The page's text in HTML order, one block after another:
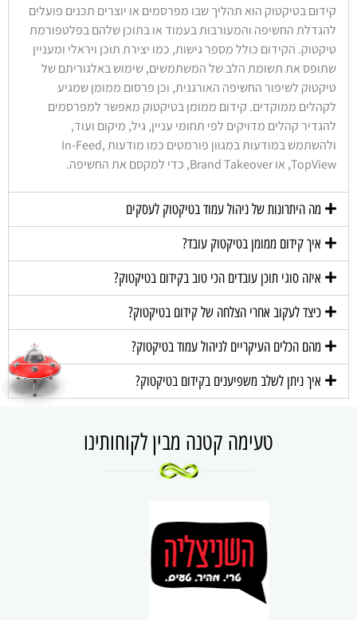
קידום בטיקטוק הוא תהליך שבו מפרסמים או יוצרים תכנים פועלים
להגדלת החשיפה והמעורבות בעמוד או בתוכן שלהם בפלטפורמת
טיקטוק. הקידום כולל מספר גישות, כמו יצירת תוכן ויראלי ומעניין
שתופס את תשומת הלב של המשתמשים, שימוש באלגוריתם של
טיקטוק לשיפור החשיפה האורגנית, וכן פרסום ממומן שמגיע
לקהלים ממוקדים. קידום ממומן בטיקטוק מאפשר למפרסמים
להגדיר קהלים מדויקים לפי תחומי עניין, גיל, מיקום ועוד,
ולהשתמש במודעות במגוון פורמטים כמו מודעות In-Feed,
TopView, או Brand Takeover, כדי למקסם את החשיפה.
מה היתרונות של ניהול עמוד בטיקטוק לעסקים
איך קידום ממומן בטיקטוק עובד?
איזה סוגי תוכן עובדים הכי טוב בקידום בטיקטוק?
כיצד לעקוב אחרי הצלחה של קידום בטיקטוק?
מהם הכלים העיקריים לניהול עמוד בטיקטוק?
איך ניתן לשלב משפיענים בקידום בטיקטוק?
טעימה קטנה מבין לקוחותינו